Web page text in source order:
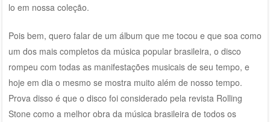
lo em nossa coleção.
Pois bem, quero falar de um álbum que me tocou e que soa como
um dos mais completos da música popular brasileira, o disco
rompeu com todas as manifestações musicais de seu tempo, e
hoje em dia o mesmo se mostra muito além de nosso tempo.
Prova disso é que o disco foi considerado pela revista Rolling
Stone como a melhor obra da música brasileira de todos os